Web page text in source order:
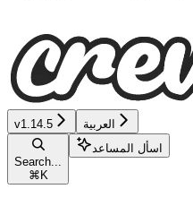
v1.14.5 العربية
Search...
⌘ K
اسأل المساعد